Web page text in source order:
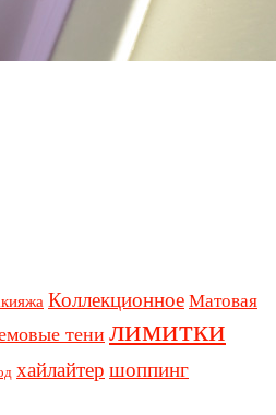
Коллекционное Матовая
тени лимитки
хайлайтер шоппинг